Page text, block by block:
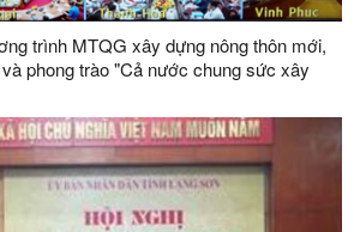
trình MTQG xây dựng nông thôn mới,
phong trào "Cả nước chung sức xây